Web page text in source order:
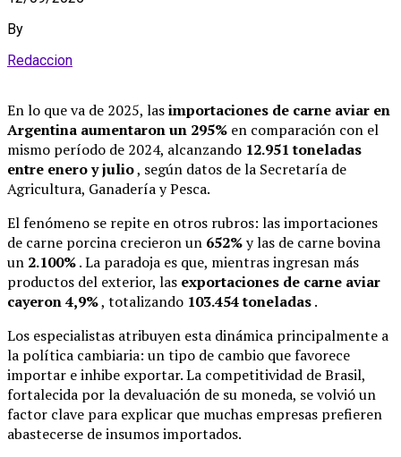
By
Redaccion
En lo que va de 2025, lasimportaciones de carne aviar en
Argentina aumentaron un 295% en comparación con el
mismo período de 2024, alcanzando 12.951 toneladas
entre enero y julio, según datos de la Secretaría de
Agricultura, Ganadería y Pesca.
El fenómeno se repite en otros rubros: las importaciones
de carne porcina crecieron un 652%y las de carne bovina
un 2.100%. La paradoja es que, mientras ingresan más
productos del exterior, las exportaciones de carne aviar
cayeron 4,9%, totalizando 103.454 toneladas.
Los especialistas atribuyen esta dinámica principalmente a
la política cambiaria: un tipo de cambio que favorece
importar e inhibe exportar. La competitividad de Brasil,
fortalecida por la devaluación de su moneda, se volvió un
factor clave para explicar que muchas empresas prefieren
abastecerse de insumos importados.